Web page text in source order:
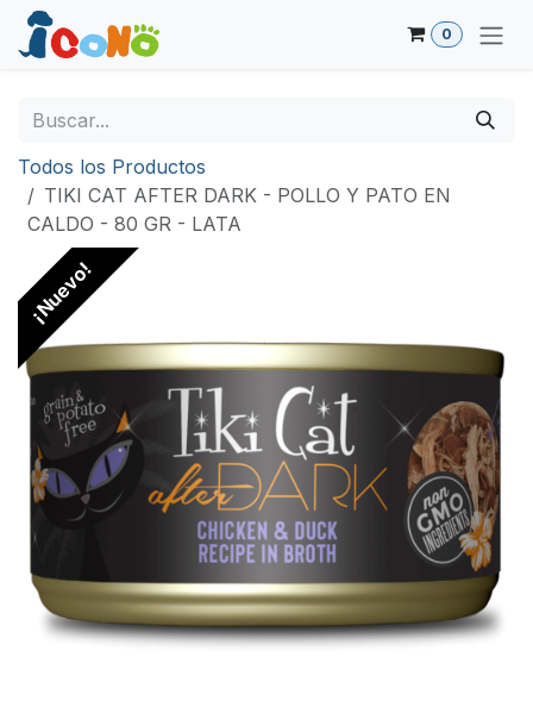
Ir al contenido
0
Todos los Productos
TIKI CAT AFTER DARK - POLLO Y PATO EN
CALDO - 80 GR - LATA
¡Nuevo!